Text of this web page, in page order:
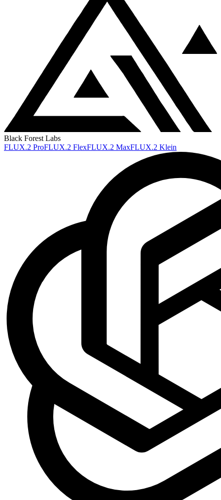
Black Forest Labs
FLUX.2 ProFLUX.2 FlexFLUX.2 MaxFLUX.2 Klein